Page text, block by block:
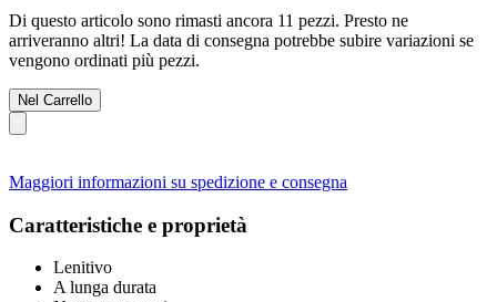
Di questo articolo sono rimasti ancora 11 pezzi. Presto ne
arriveranno altri! La data di consegna potrebbe subire variazioni se
vengono ordinati più pezzi.
Nel Carrello
Maggiori informazioni su spedizione e consegna
Caratteristiche e proprietà
Lenitivo
A lunga durata